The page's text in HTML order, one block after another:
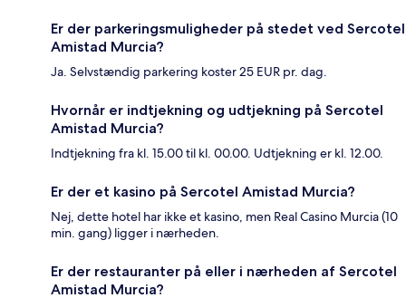
Er der parkeringsmuligheder på stedet ved Sercotel
Amistad Murcia?
Ja. Selvstændig parkering koster 25 EUR pr. dag.
Hvornår er indtjekning og udtjekning på Sercotel
Amistad Murcia?
Indtjekning fra kl. 15.00 til kl. 00.00. Udtjekning er kl. 12.00.
Er der et kasino på Sercotel Amistad Murcia?
Nej, dette hotel har ikke et kasino, men Real Casino Murcia (10
min. gang) ligger i nærheden.
Er der restauranter på eller i nærheden af Sercotel
Amistad Murcia?